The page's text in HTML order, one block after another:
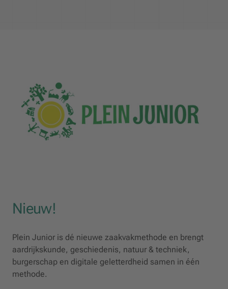
Nieuw!
Plein Junior is dé nieuwe zaakvakmethode en brengt
aardrijkskunde, geschiedenis, natuur & techniek,
burgerschap en digitale geletterdheid samen in één
methode.